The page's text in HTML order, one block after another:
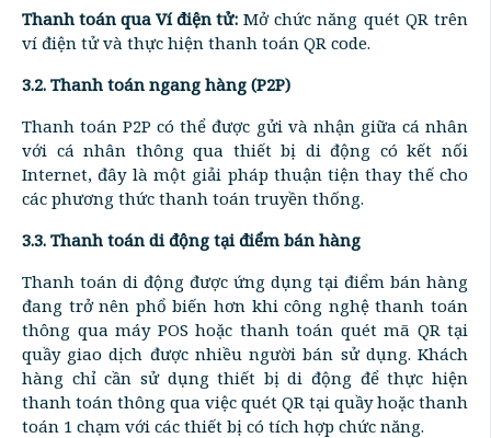
Thanh toán qua Ví điện tử: Mở chức năng quét QR trên
ví điện tử và thực hiện thanh toán QR code.
3.2. Thanh toán ngang hàng (P2P)
Thanh toán P2P có thể được gửi và nhận giữa cá nhân
với cá nhân thông qua thiết bị di động có kết nối
Internet, đây là một giải pháp thuận tiện thay thế cho
các phương thức thanh toán truyền thống.
3.3. Thanh toán di động tại điểm bán hàng
Thanh toán di động được ứng dụng tại điểm bán hàng
đang trở nên phổ biến hơn khi công nghệ thanh toán
thông qua máy POS hoặc thanh toán quét mã QR tại
quầy giao dịch được nhiều người bán sử dụng. Khách
hàng chỉ cần sử dụng thiết bị di động để thực hiện
thanh toán thông qua việc quét QR tại quầy hoặc thanh
toán 1 chạm với các thiết bị có tích hợp chức năng.